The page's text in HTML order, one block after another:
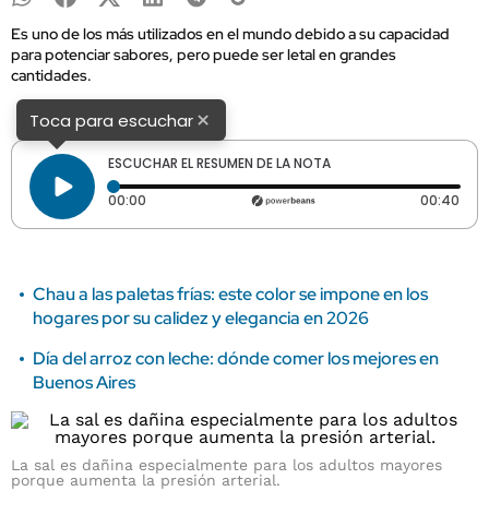
Es uno de los más utilizados en el mundo debido a su capacidad
para potenciar sabores, pero puede ser letal en grandes
cantidades.
Toca para escuchar×
ESCUCHAR EL RESUMEN DE LA NOTA
00:00 Tiempo transcurrido: 0 segundos 00:40
Chau a las paletas frías: este color se impone en los
hogares por su calidez y elegancia en 2026
Día del arroz con leche: dónde comer los mejores en
Buenos Aires
La sal es dañina especialmente para los adultos mayores
porque aumenta la presión arterial.